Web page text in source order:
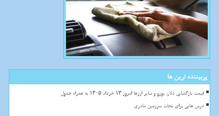
پربیننده ترین ها
قیمت بازگشایی دلار، یورو و سایر ارزها امروز ۱۳ خرداد ۱۴۰۵ به همراه جدول
درس هایی برای نجات سرزمین مادری